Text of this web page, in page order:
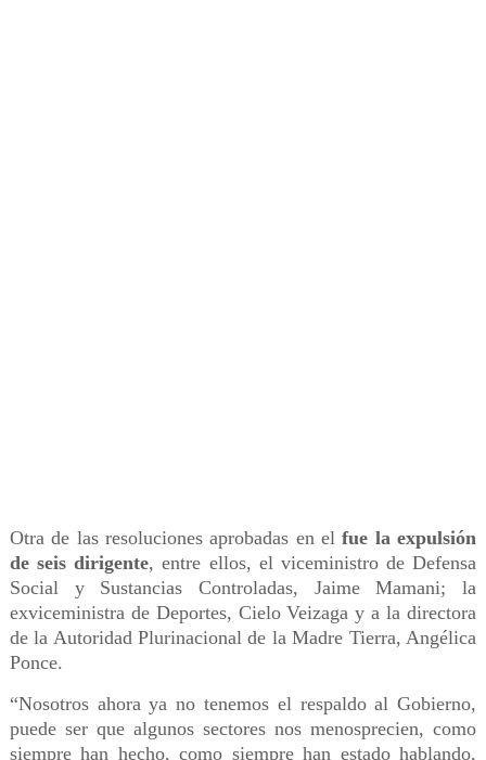
Otra de las resoluciones aprobadas en elfue la expulsión
de seis dirigente, entre ellos, el viceministro de Defensa
Social y Sustancias Controladas, Jaime Mamani; la
exviceministra de Deportes, Cielo Veizaga y a la directora
de la Autoridad Plurinacional de la Madre Tierra, Angélica
Ponce.
“Nosotros ahora ya no tenemos el respaldo al Gobierno,
puede ser que algunos sectores nos menosprecien, como
siempre han hecho, como siempre han estado hablando,